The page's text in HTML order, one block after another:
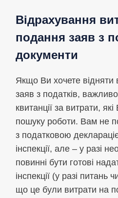
Відрахування
подання заяв з
документи
Якщо Ви хочете відняти
заяв з податків, важливо
квитанції за витрати,
пошуку роботи. Вам не
з податковою
інспекції, але – у разі
повинні бути готові
інспекції (у разі питань
що це були витрати на